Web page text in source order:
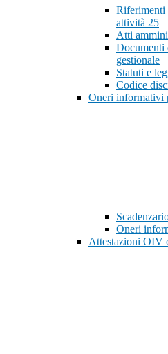
Riferimenti
attività 25
Atti
Documenti
gestionale
Statuti e
Codice
Oneri informativi
Oneri
Attestazioni OIV